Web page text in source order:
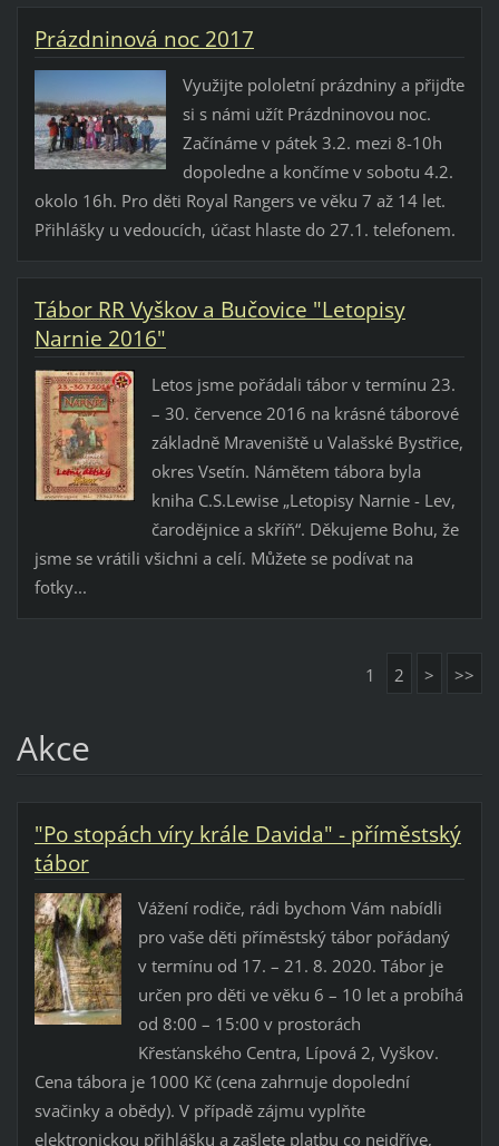
Prázdninová noc 2017
Využijte pololetní prázdniny a přijďte
si s námi užít Prázdninovou noc.
Začínáme v pátek 3.2. mezi 8-10h
dopoledne a končíme v sobotu 4.2.
okolo 16h. Pro děti Royal Rangers ve věku 7 až 14 let.
Přihlášky u vedoucích, účast hlaste do 27.1. telefonem.
Tábor RR Vyškov a Bučovice "Letopisy
Narnie 2016"
Letos jsme pořádali tábor v termínu 23.
– 30. července 2016 na krásné táborové
základně Mraveniště u Valašské Bystřice,
okres Vsetín. Námětem tábora byla
kniha C.S.Lewise „Letopisy Narnie - Lev,
čarodějnice a skříň“. Děkujeme Bohu, že
jsme se vrátili všichni a celí. Můžete se podívat na
fotky...
1 2 > >>
Akce
"Po stopách víry krále Davida" - příměstský
tábor
Vážení rodiče, rádi bychom Vám nabídli
pro vaše děti příměstský tábor pořádaný
v termínu od 17. – 21. 8. 2020. Tábor je
určen pro děti ve věku 6 – 10 let a probíhá
od 8:00 – 15:00 v prostorách
Křesťanského Centra, Lípová 2, Vyškov.
Cena tábora je 1000 Kč (cena zahrnuje dopolední
svačinky a obědy). V případě zájmu vyplňte
elektronickou přihlášku a zašlete platbu co nejdříve,